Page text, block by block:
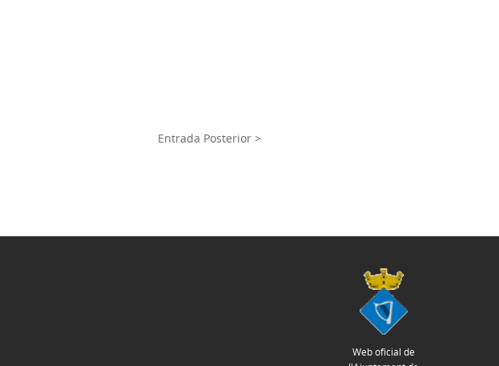
Entrada Posterior >
Web oficial de